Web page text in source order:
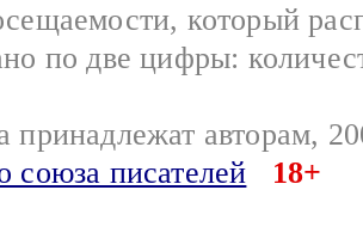
который
по две цифры:
принадлежат авторам,
союза писателей
18+